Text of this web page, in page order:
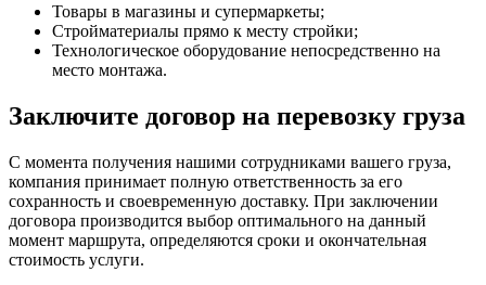
Товары в магазины и супермаркеты;
Стройматериалы прямо к месту стройки;
Технологическое оборудование непосредственно на
место монтажа.
Заключите договор на перевозку груза
С момента получения нашими сотрудниками вашего груза,
компания принимает полную ответственность за его
сохранность и своевременную доставку. При заключении
договора производится выбор оптимального на данный
момент маршрута, определяются сроки и окончательная
стоимость услуги.